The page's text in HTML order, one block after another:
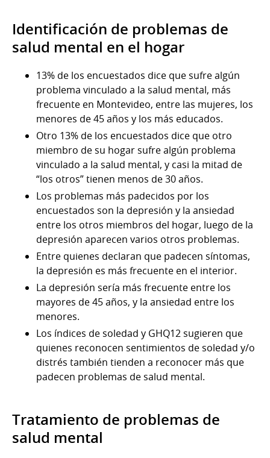
Identificación de problemas de
salud mental en el hogar
13% de los encuestados dice que sufre algún
problema vinculado a la salud mental, más
frecuente en Montevideo, entre las mujeres, los
menores de 45 años y los más educados.
Otro 13% de los encuestados dice que otro
miembro de su hogar sufre algún problema
vinculado a la salud mental, y casi la mitad de
“los otros” tienen menos de 30 años.
Los problemas más padecidos por los
encuestados son la depresión y la ansiedad
entre los otros miembros del hogar, luego de la
depresión aparecen varios otros problemas.
Entre quienes declaran que padecen síntomas,
la depresión es más frecuente en el interior.
La depresión sería más frecuente entre los
mayores de 45 años, y la ansiedad entre los
menores.
Los índices de soledad y GHQ12 sugieren que
quienes reconocen sentimientos de soledad y/o
distrés también tienden a reconocer más que
padecen problemas de salud mental.
Tratamiento de problemas de
salud mental